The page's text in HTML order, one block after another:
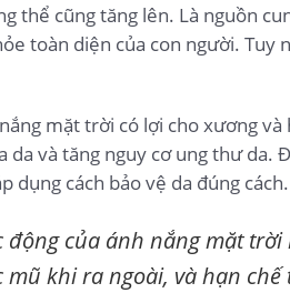
thể cũng tăng lên. Là nguồn
toàn diện của con người. Tuy
mặt trời có lợi cho xương
da và tăng nguy cơ ung thư
dụng cách bảo vệ da đúng cách.
của ánh nắng mặt
mũ khi ra ngoài, và hạn